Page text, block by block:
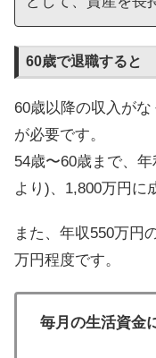
60歳で退職すると
60歳以降の収入が
が必要です。
54歳〜60歳まで、
より)、1,800万円に
また、年収550万円
万円程度です。
毎月の生活資金